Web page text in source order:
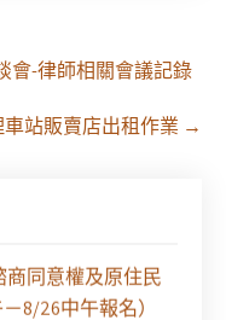
會-律師相關會議記錄
站販賣店出租作業 →
會等單位定於8月
同意權及原住民
8/26中午報名）